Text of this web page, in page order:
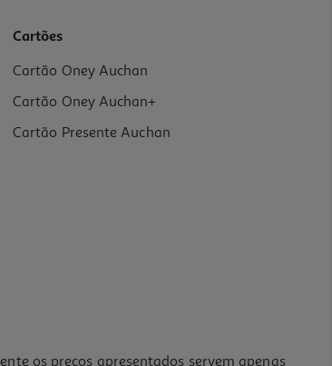
Cartões
Cartão Oney Auchan
Cartão Oney Auchan+
Cartão Presente Auchan
os preços apresentados servem apenas